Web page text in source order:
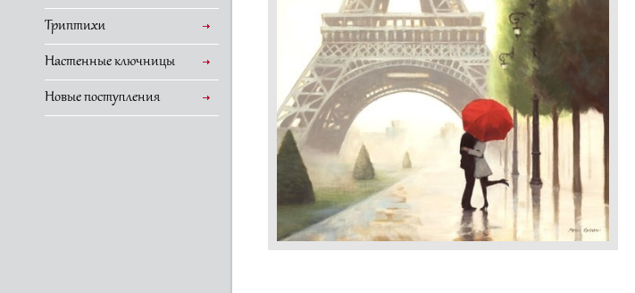
Триптихи
Настенные ключницы
Новые поступления